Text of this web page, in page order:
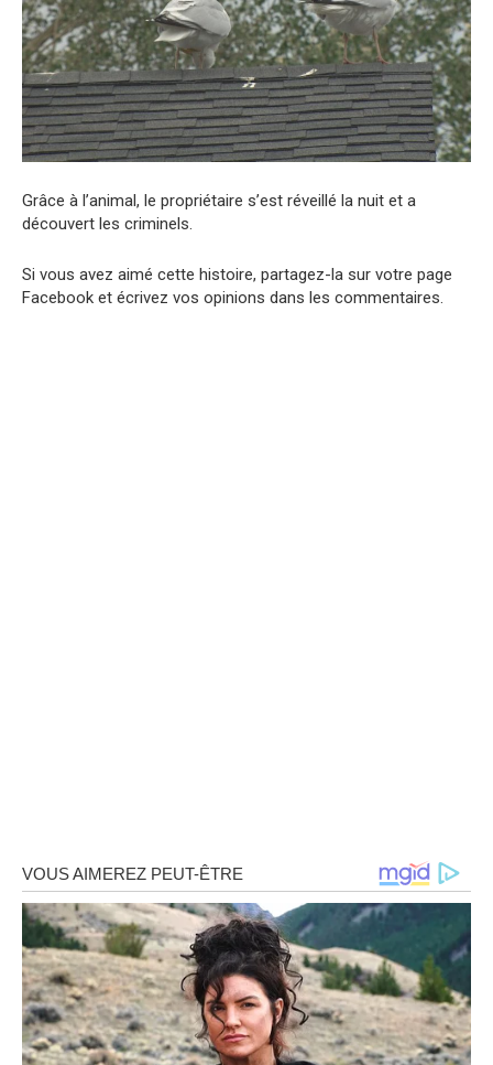
Grâce à l’animal, le propriétaire s’est réveillé la nuit et a
découvert les criminels.
Si vous avez aimé cette histoire, partagez-la sur votre page
Facebook et écrivez vos opinions dans les commentaires.